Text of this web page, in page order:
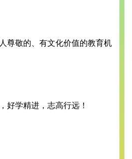
尊敬的、有文化价值的教育机
好学精进，志高行远！